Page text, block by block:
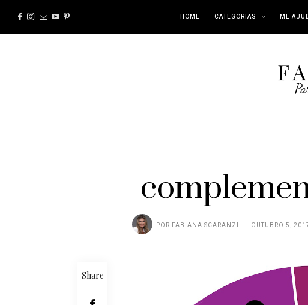
HOME CATEGORIAS ME
POR FABIANA SCARANZI OUTUBRO 5,
Share